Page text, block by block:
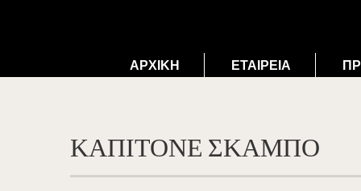
ΑΡΧΙΚΉ ΕΤΑΙΡΕΊΑ
ΚΑΠΙΤΟΝΕ ΣΚΑΜΠΟ